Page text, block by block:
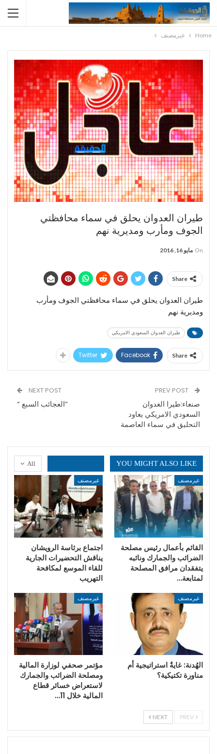
Home غيرمصنف
طيران العدوان يحلق في سماء محافظتي
الجوف ومأرب ومديرية نهم
On مايو 16, 2016
Share
طيران العدوان يحلق في سماء محافظتي الجوف ومأرب
ومديرية نهم
طيران العدوان السعودي الامريكي
Share
Facebook
Twitter
صنعاء:طيرا العدوان
السعودي الامريكي يعاود
التحليق في سماء العاصمة
NEXT POST
“العجائب السبع “
All YOU MIGHT ALSO LIKE
غيرمصنف
القائم بأعمال رئيس مصلحة
الضرائب والجمارك ونائبه
يتفقدان مرافق المصلحة
لمتابعة…
غيرمصنف
اجتماع برئاسة الرويشان
يناقش التحضيرات الجارية
للقاء الموسع لمكافحة
التهريب
غيرمصنف
الهُدنة: غايةٌ استراتيجية أم
مناورة تكتيكية؟
غيرمصنف
مؤتمر صحفي لوزارة المالية
ومصلحة الضرائب والجمارك
لاستعراض خسائر قطاع
المالية خلال 11…
NEXT